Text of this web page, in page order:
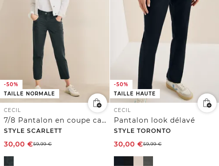
-50%
TAILLE NORMALE
CECIL
7/8 Pantalon en coupe casual
STYLE SCARLETT
30,00 €59,99€
-50%
TAILLE HAUTE
CECIL
Pantalon look délavé
STYLE TORONTO
30,00 €59,99€